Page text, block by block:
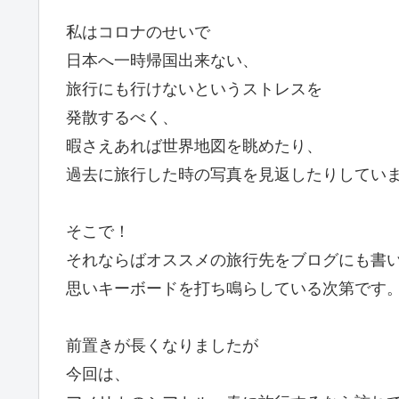
私はコロナのせいで
日本へ一時帰国出来ない、
旅行にも行けないというストレスを
発散するべく、
暇さえあれば世界地図を眺めたり、
過去に旅行した時の写真を見返したりしてい
そこで！
それならばオススメの旅行先をブログにも書
思いキーボードを打ち鳴らしている次第です。
前置きが長くなりましたが
今回は、